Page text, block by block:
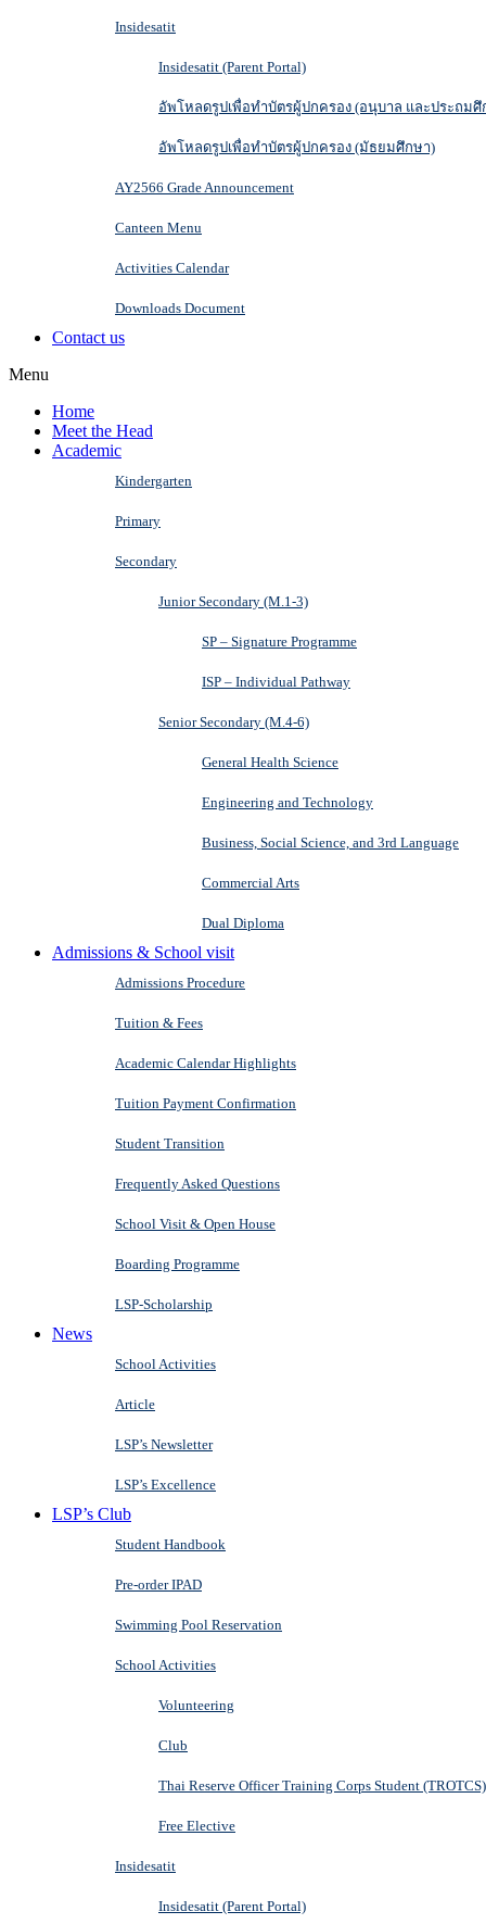
Insidesatit
Insidesatit (Parent Portal)
อัพโหลดรูปเพื่อทำบัตรผู้ปกครอง (อนุบาล และประถมศึ
อัพโหลดรูปเพื่อทำบัตรผู้ปกครอง (มัธยมศึกษา)
AY2566 Grade Announcement
Canteen Menu
Activities Calendar
Downloads Document
Contact us
Menu
Home
Meet the Head
Academic
Kindergarten
Primary
Secondary
Junior Secondary (M.1-3)
SP – Signature Programme
ISP – Individual Pathway
Senior Secondary (M.4-6)
General Health Science
Engineering and Technology
Business, Social Science, and 3rd Language
Commercial Arts
Dual Diploma
Admissions & School visit
Admissions Procedure
Tuition & Fees
Academic Calendar Highlights
Tuition Payment Confirmation
Student Transition
Frequently Asked Questions
School Visit & Open House
Boarding Programme
LSP-Scholarship
News
School Activities
Article
LSP’s Newsletter
LSP’s Excellence
LSP’s Club
Student Handbook
Pre-order IPAD
Swimming Pool Reservation
School Activities
Volunteering
Club
Thai Reserve Officer Training Corps Student (TROTCS)
Free Elective
Insidesatit
Insidesatit (Parent Portal)